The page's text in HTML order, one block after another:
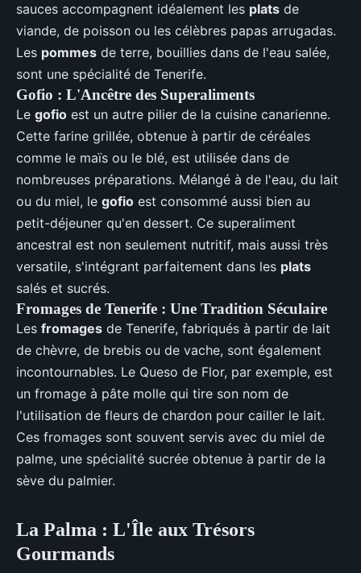
sauces accompagnent idéalement les plats de
viande, de poisson ou les célèbres papas arrugadas.
Les pommes de terre, bouillies dans de l'eau salée,
sont une spécialité de Tenerife.
Gofio : L'Ancêtre des Superaliments
Le gofio est un autre pilier de la cuisine canarienne.
Cette farine grillée, obtenue à partir de céréales
comme le maïs ou le blé, est utilisée dans de
nombreuses préparations. Mélangé à de l'eau, du lait
ou du miel, le gofio est consommé aussi bien au
petit-déjeuner qu'en dessert. Ce superaliment
ancestral est non seulement nutritif, mais aussi très
versatile, s'intégrant parfaitement dans les plats
salés et sucrés.
Fromages de Tenerife : Une Tradition Séculaire
Les fromages de Tenerife, fabriqués à partir de lait
de chèvre, de brebis ou de vache, sont également
incontournables. Le Queso de Flor, par exemple, est
un fromage à pâte molle qui tire son nom de
l'utilisation de fleurs de chardon pour cailler le lait.
Ces fromages sont souvent servis avec du miel de
palme, une spécialité sucrée obtenue à partir de la
sève du palmier.
La Palma : L'Île aux Trésors
Gourmands